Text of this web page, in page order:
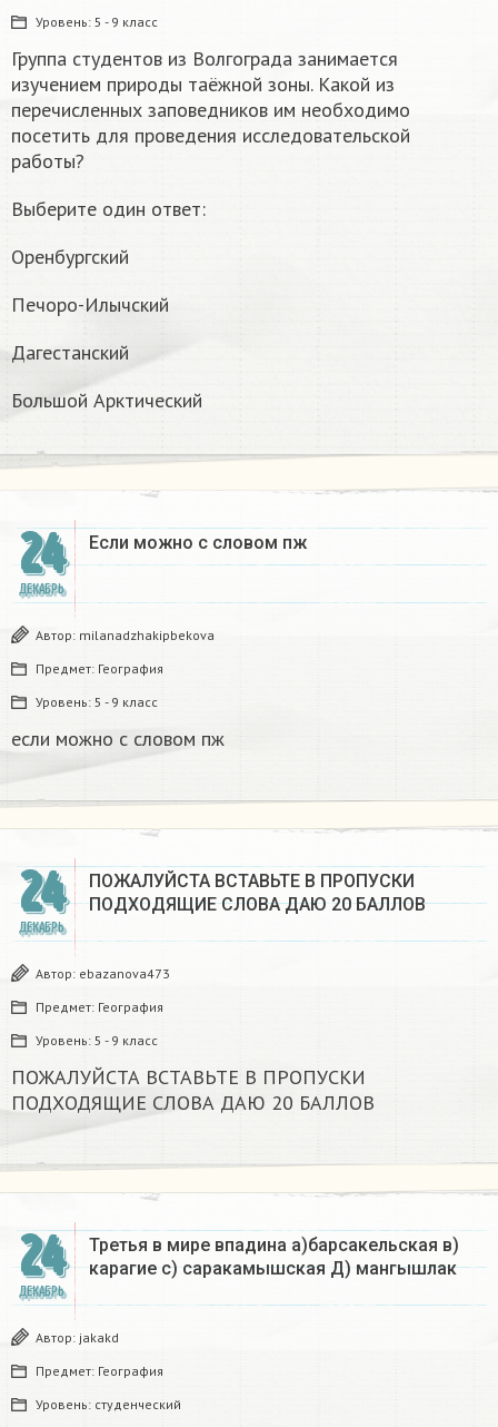
Уровень: 5 - 9 класс
Группа студентов из Волгограда занимается
изучением природы таёжной зоны. Какой из
перечисленных заповедников им необходимо
посетить для проведения исследовательской
работы?
Выберите один ответ:
Оренбургский
Печоро-Илычский
Дагестанский
Большой Арктический
24
ДЕКАБРЬ
Если можно с словом пж​
Автор: milanadzhakipbekova
Предмет: География
Уровень: 5 - 9 класс
если можно с словом пж​
24
ДЕКАБРЬ
ПОЖАЛУЙСТА ВСТАВЬТЕ В ПРОПУСКИ
ПОДХОДЯЩИЕ СЛОВА ДАЮ 20 БАЛЛОВ​
Автор: ebazanova473
Предмет: География
Уровень: 5 - 9 класс
ПОЖАЛУЙСТА ВСТАВЬТЕ В ПРОПУСКИ
ПОДХОДЯЩИЕ СЛОВА ДАЮ 20 БАЛЛОВ​
24
ДЕКАБРЬ
Третья в мире впадина а)барсакельская в)
карагие с) саракамышская Д) мангышлак​
Автор: jakakd
Предмет: География
Уровень: студенческий